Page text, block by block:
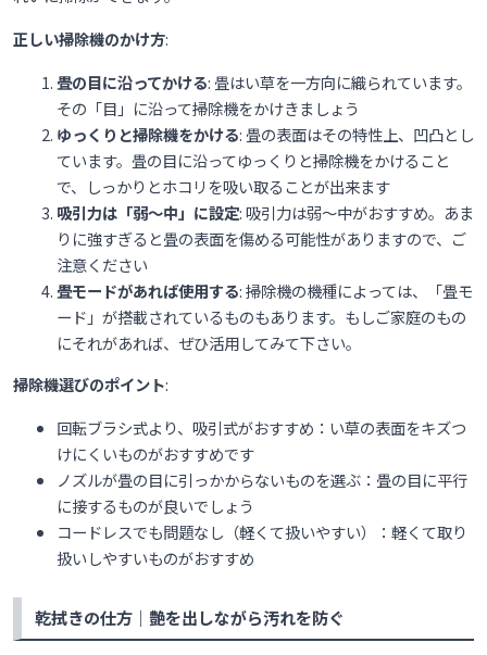
正しい掃除機のかけ方:
畳の目に沿ってかける: 畳はい草を一方向に織られています。
その「目」に沿って掃除機をかけきましょう
ゆっくりと掃除機をかける: 畳の表面はその特性上、凹凸とし
ています。畳の目に沿ってゆっくりと掃除機をかけること
で、しっかりとホコリを吸い取ることが出来ます
吸引力は「弱〜中」に設定: 吸引力は弱～中がおすすめ。あま
りに強すぎると畳の表面を傷める可能性がありますので、ご
注意ください
畳モードがあれば使用する: 掃除機の機種によっては、「畳モ
ード」が搭載されているものもあります。もしご家庭のもの
にそれがあれば、ぜひ活用してみて下さい。
掃除機選びのポイント:
回転ブラシ式より、吸引式がおすすめ：い草の表面をキズつ
けにくいものがおすすめです
ノズルが畳の目に引っかからないものを選ぶ：畳の目に平行
に接するものが良いでしょう
コードレスでも問題なし（軽くて扱いやすい）：軽くて取り
扱いしやすいものがおすすめ
乾拭きの仕方｜艶を出しながら汚れを防ぐ